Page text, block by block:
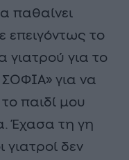
παθαίνει
επειγόντως το
γιατρού για το
για να
παιδί μου
Έχασα τη γη
δεν